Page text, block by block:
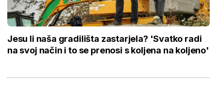
Jesu li naša gradilišta zastarjela? 'Svatko radi
na svoj način i to se prenosi s koljena na koljeno'